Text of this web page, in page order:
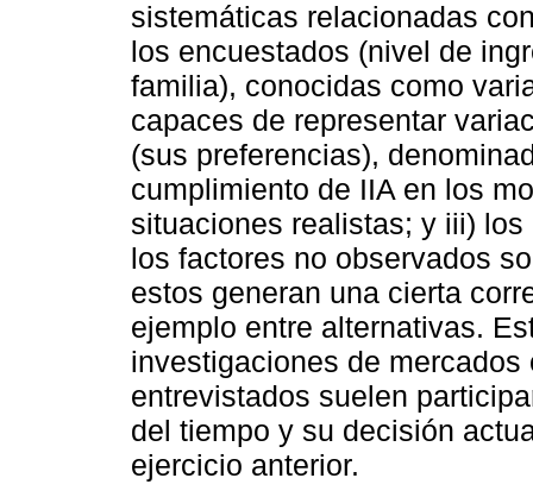
sistemáticas relacionadas
los encuestados (nivel de
familia), conocidas como
capaces de representar
(sus preferencias),
cumplimiento de IIA en los
situaciones realistas; y iii)
los factores no observados
estos generan una cierta
ejemplo entre alternativas.
investigaciones de
entrevistados suelen
del tiempo y su decisión
ejercicio anterior.